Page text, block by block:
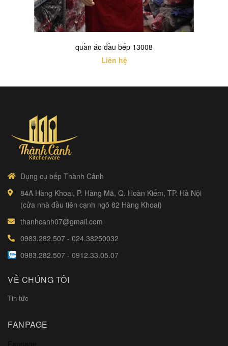
quần áo đầu bếp 13008
Liên hệ
Dụng cụ bếp Thành Cảnh
84A Hàng Khoai, P. Hàng Mã, Q. Hoàn Kiếm, TP. Hà Nội
(cửa nhà đầu tiên cạnh ngõ 82 Hàng Khoai)
thanhcanh07@gmail.com
0983.282.507 - 024.38250032
0983.282.507 - 0912.33.05.07
VỀ CHÚNG TÔI
Tin tức
FANPAGE